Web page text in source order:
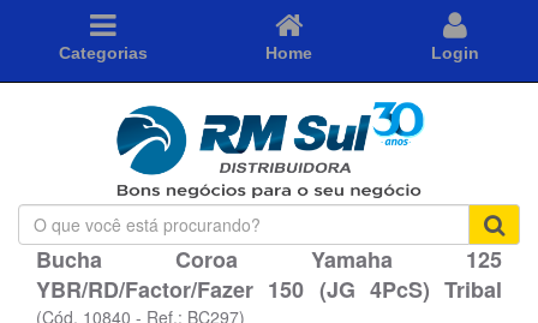
Categorias Home Login
O
que
você
está
procurando?
Bucha Coroa Yamaha 125
YBR/RD/Factor/Fazer 150 (JG 4PcS) Tribal
(Cód. 10840 - Ref.: BC297)